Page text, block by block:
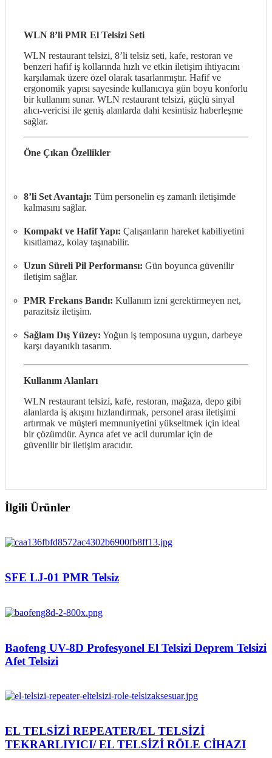
WLN 8’li PMR El Telsizi Seti
WLN restaurant telsizi, 8’li telsiz seti, kafe, restoran ve
benzeri hafif iş kollarında hızlı ve etkin iletişim ihtiyacını
karşılamak üzere özel olarak tasarlanmıştır. Hafif ve
ergonomik yapısı sayesinde kullanıcıya gün boyu konforlu
bir kullanım sunar. WLN restaurant telsizi, güçlü sinyal
alıcı-vericisi ile geniş alanlarda dahi kesintisiz haberleşme
sağlar.
Öne Çıkan Özellikler
8’li Set Avantajı: Tüm personelin eş zamanlı iletişimde
kalmasını sağlar.
Kompakt ve Hafif Yapı: Çalışanların hareket kabiliyetini
kısıtlamaz, kolay taşınabilir.
Uzun Süreli Pil Performansı: Gün boyunca güvenilir
iletişim sağlar.
PMR Frekans Bandı: Kullanım izni gerektirmeyen net,
parazitsiz iletişim.
Sağlam Dış Yüzey: Yoğun iş temposuna uygun, darbeye
karşı dayanıklı tasarım.
Kullanım Alanları
WLN restaurant telsizi, kafe, restoran, mağaza, depo gibi
alanlarda iş akışını hızlandırmak, personel arası iletişimi
artırmak ve müşteri memnuniyetini yükseltmek için ideal
bir çözümdür. Ayrıca afet ve acil durumlar için de
güvenilir bir iletişim aracıdır.
İlgili Ürünler
SFE LJ-01 PMR Telsiz
Baofeng UV-8D Profesyonel El Telsizi Deprem Telsizi
Afet Telsizi
EL TELSİZİ REPEATER/EL TELSİZİ
TEKRARLIYICI/ EL TELSİZİ RÖLE CİHAZI